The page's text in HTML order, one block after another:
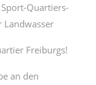
Quartiers-
Freiburgs!
an den